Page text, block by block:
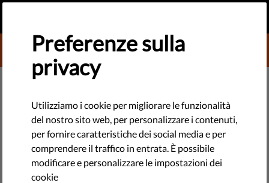
DONATE TO LIBERTIES
TECHNOLOGIE E DIRITTI
Contadino francese a processo
per aver aiutato i migranti
Quando il confine era ancora aperto, ha offerto loro un tetto
e cibo, quando il confine è stato chiuso, li ha aiutati ad
Preferenze sulla
privacy
Utilizziamo i cookie per migliorare le funzionalità
del nostro sito web, per personalizzare i contenuti,
per fornire caratteristiche dei social media e per
comprendere il traffico in entrata. È possibile
modificare e personalizzare le impostazioni dei
cookie